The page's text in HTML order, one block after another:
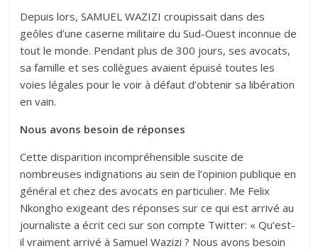
Depuis lors, SAMUEL WAZIZI croupissait dans des
geôles d’une caserne militaire du Sud-Ouest inconnue de
tout le monde. Pendant plus de 300 jours, ses avocats,
sa famille et ses collègues avaient épuisé toutes les
voies légales pour le voir à défaut d’obtenir sa libération
en vain.
Nous avons besoin de réponses
Cette disparition incompréhensible suscite de
nombreuses indignations au sein de l’opinion publique en
général et chez des avocats en particulier. Me Felix
Nkongho exigeant des réponses sur ce qui est arrivé au
journaliste a écrit ceci sur son compte Twitter: « Qu’est-
il vraiment arrivé à Samuel Wazizi ? Nous avons besoin